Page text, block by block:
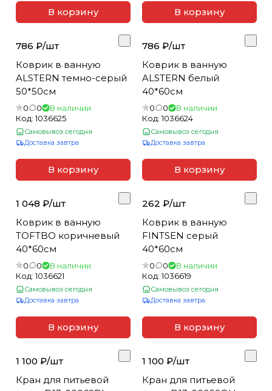
В корзину В корзину
786 ₽/шт
Коврик в ванную
ALSTERN темно-серый
50*50см
0 0
В наличии
Код:1036625
Самовывоз сегодня
Доставка завтра
В корзину
786 ₽/шт
Коврик в ванную
ALSTERN белый
40*60см
0 0
В наличии
Код:1036624
Самовывоз сегодня
Доставка завтра
В корзину
1 048 ₽/шт
Коврик в ванную
TOFTBO коричневый
40*60см
0 0
В наличии
Код:1036621
Самовывоз сегодня
Доставка завтра
В корзину
262 ₽/шт
Коврик в ванную
FINTSEN серый
40*60см
0 0
В наличии
Код:1036619
Самовывоз сегодня
Доставка завтра
В корзину
1 100 ₽/шт
Кран для питьевой
1 100 ₽/шт
Кран для питьевой